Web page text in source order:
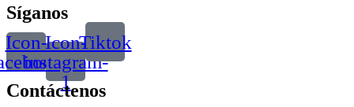
Síganos
Icon-Icon-
instagram-
1
Tiktok
Contáctenos